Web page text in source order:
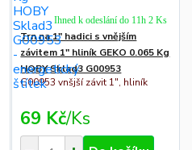
Trn na 1" hadici s vnějším
závitem 1" hliník GEKO 0.065 Kg
HOBY Sklad3 G00953
G00953 vnšjší závit 1", hliník
69 Kč/Ks
Ihned k odeslání do 11h 2 Ks